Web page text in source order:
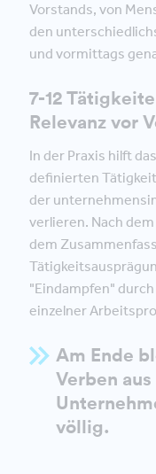
Vorstands, von
den
und vormittags
7-12
Relevanz vor
In der Praxis hilft
definierten
der
verlieren. Nach
dem
"Eindampfen"
einzelner
Am Ende
Verben
völlig.